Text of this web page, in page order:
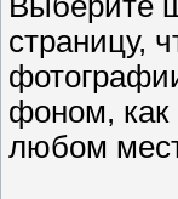
страницу,
фоном, как
любом